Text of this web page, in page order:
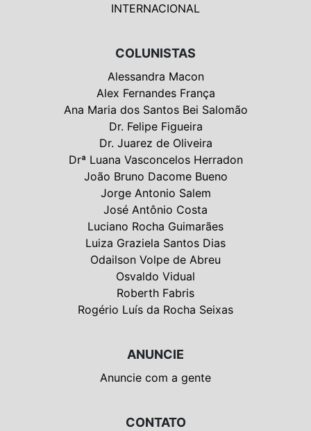
INTERNACIONAL
COLUNISTAS
Alessandra Macon
Alex Fernandes França
Ana Maria dos Santos Bei Salomão
Dr. Felipe Figueira
Dr. Juarez de Oliveira
Drª Luana Vasconcelos Herradon
João Bruno Dacome Bueno
Jorge Antonio Salem
José Antônio Costa
Luciano Rocha Guimarães
Luiza Graziela Santos Dias
Odailson Volpe de Abreu
Osvaldo Vidual
Roberth Fabris
Rogério Luís da Rocha Seixas
ANUNCIE
Anuncie com a gente
CONTATO